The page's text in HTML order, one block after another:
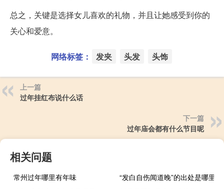
总之，关键是选择女儿喜欢的礼物，并且让她感受到你的
关心和爱意。
网络标签： 发夹 头发 头饰
上一篇
过年挂红布说什么话
下一篇
过年庙会都有什么节目呢
相关问题
常州过年哪里有年味
“发白自伤闻道晚”的出处是哪里